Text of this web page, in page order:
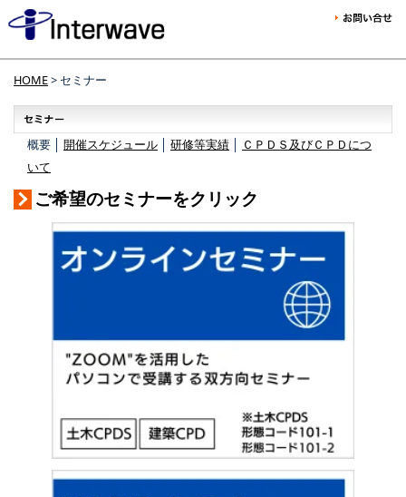
HOME> セミナー
概要 │ 開催スケジュール 研修等実績
ＣＰＤＳ及びＣＰＤにつ
いて
ご希望のセミナーをクリック